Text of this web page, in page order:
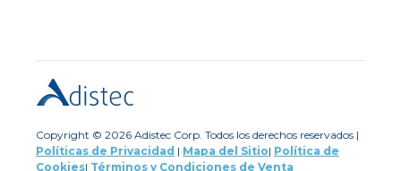
Copyright © 2026 Adistec Corp. Todos los derechos reservados |
Políticas de Privacidad | Mapa del Sitio| Política de
Cookies| Términos y Condiciones de Venta